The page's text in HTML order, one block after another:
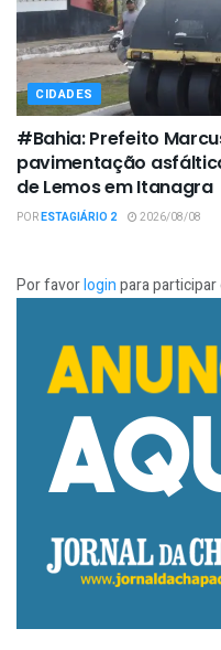
CIDADES
#Bahia: Prefeito
pavimentação
de Lemos em Itanagra
PORESTAGIÁRIO 2 2026/08/08
Por favorloginpara